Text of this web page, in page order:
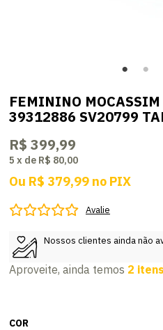
FEMININO
39312886 SV20799
R$ 399,99
5 x de R$ 80,00
Ou R$ 379,99 no PIX
Avalie
Nossos clientes ainda não
Aproveite, ainda temos 2 itens
COR